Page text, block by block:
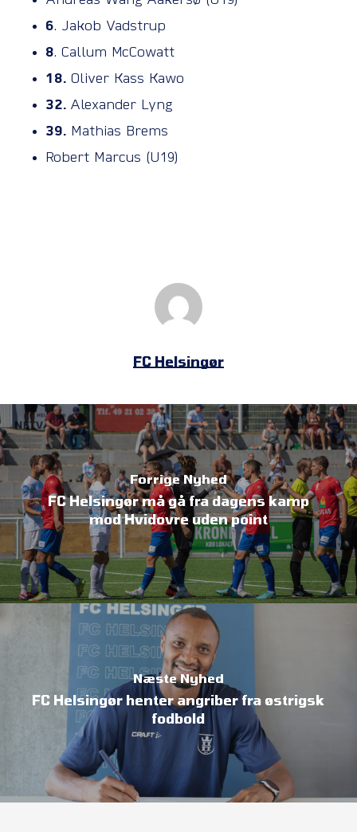
6. Jakob Vadstrup
8. Callum McCowatt
18.Oliver Kass Kawo
32. Alexander Lyng
39.Mathias Brems
Robert Marcus (U19)
FC Helsingør
Forrige Nyhed
FC Helsingør må gå fra dagens kamp
mod Hvidovre uden point
Næste Nyhed
FC Helsingør henter angriber fra østrigsk
fodbold